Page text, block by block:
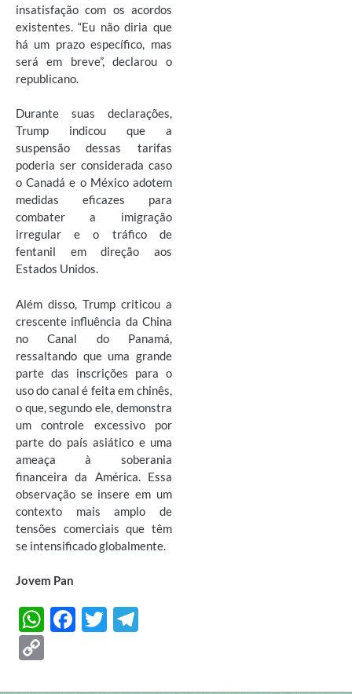
insatisfação com os acordos
existentes. “Eu não diria que
há um prazo específico, mas
será em breve”, declarou o
republicano.
Durante suas declarações,
Trump indicou que a
suspensão dessas tarifas
poderia ser considerada caso
o Canadá e o México adotem
medidas eficazes para
combater a imigração
irregular e o tráfico de
fentanil em direção aos
Estados Unidos.
Além disso, Trump criticou a
crescente influência da China
no Canal do Panamá,
ressaltando que uma grande
parte das inscrições para o
uso do canal é feita em chinês,
o que, segundo ele, demonstra
um controle excessivo por
parte do país asiático e uma
ameaça à soberania
financeira da América. Essa
observação se insere em um
contexto mais amplo de
tensões comerciais que têm
se intensificado globalmente.
Jovem Pan
W F
T